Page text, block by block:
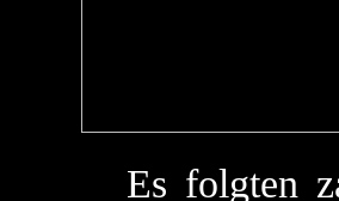
Es folgten